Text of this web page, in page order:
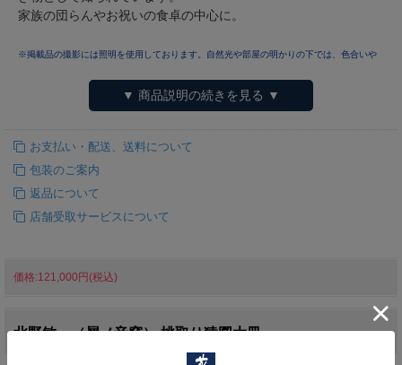
家族の団らんやお祝いの食卓の中心に。
※掲載品の撮影には照明を使用しております。自然光や部屋の明かりの下では、色合いや
▼ 商品説明の続きを見る ▼
お支払い・配送、送料について
包装のご案内
返品について
店舗受取サービスについて
価格:121,000円(税込)
北野敏一（犀ノ音窯） 桃取り猿図大皿